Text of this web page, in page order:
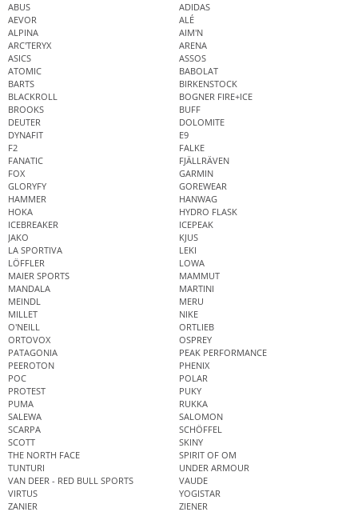
ABUS
ADIDAS
AEVOR
ALÉ
ALPINA
AIM'N
ARC'TERYX
ARENA
ASICS
ASSOS
ATOMIC
BABOLAT
BARTS
BIRKENSTOCK
BLACKROLL
BOGNER FIRE+ICE
BROOKS
BUFF
DEUTER
DOLOMITE
DYNAFIT
E9
F2
FALKE
FANATIC
FJÄLLRÄVEN
FOX
GARMIN
GLORYFY
GOREWEAR
HAMMER
HANWAG
HOKA
HYDRO FLASK
ICEBREAKER
ICEPEAK
JAKO
KJUS
LA SPORTIVA
LEKI
LÖFFLER
LOWA
MAIER SPORTS
MAMMUT
MANDALA
MARTINI
MEINDL
MERU
MILLET
NIKE
O'NEILL
ORTLIEB
ORTOVOX
OSPREY
PATAGONIA
PEAK PERFORMANCE
PEEROTON
PHENIX
POC
POLAR
PROTEST
PUKY
PUMA
RUKKA
SALEWA
SALOMON
SCARPA
SCHÖFFEL
SCOTT
SKINY
THE NORTH FACE
SPIRIT OF OM
TUNTURI
UNDER ARMOUR
VAN DEER - RED BULL SPORTS
VAUDE
VIRTUS
YOGISTAR
ZANIER
ZIENER